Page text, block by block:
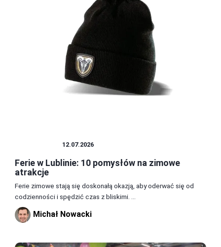
12.07.2026
Ferie w Lublinie: 10 pomysłów na zimowe
atrakcje
Ferie zimowe stają się doskonałą okazją, aby oderwać się od
codzienności i spędzić czas z bliskimi. ...
Michał Nowacki